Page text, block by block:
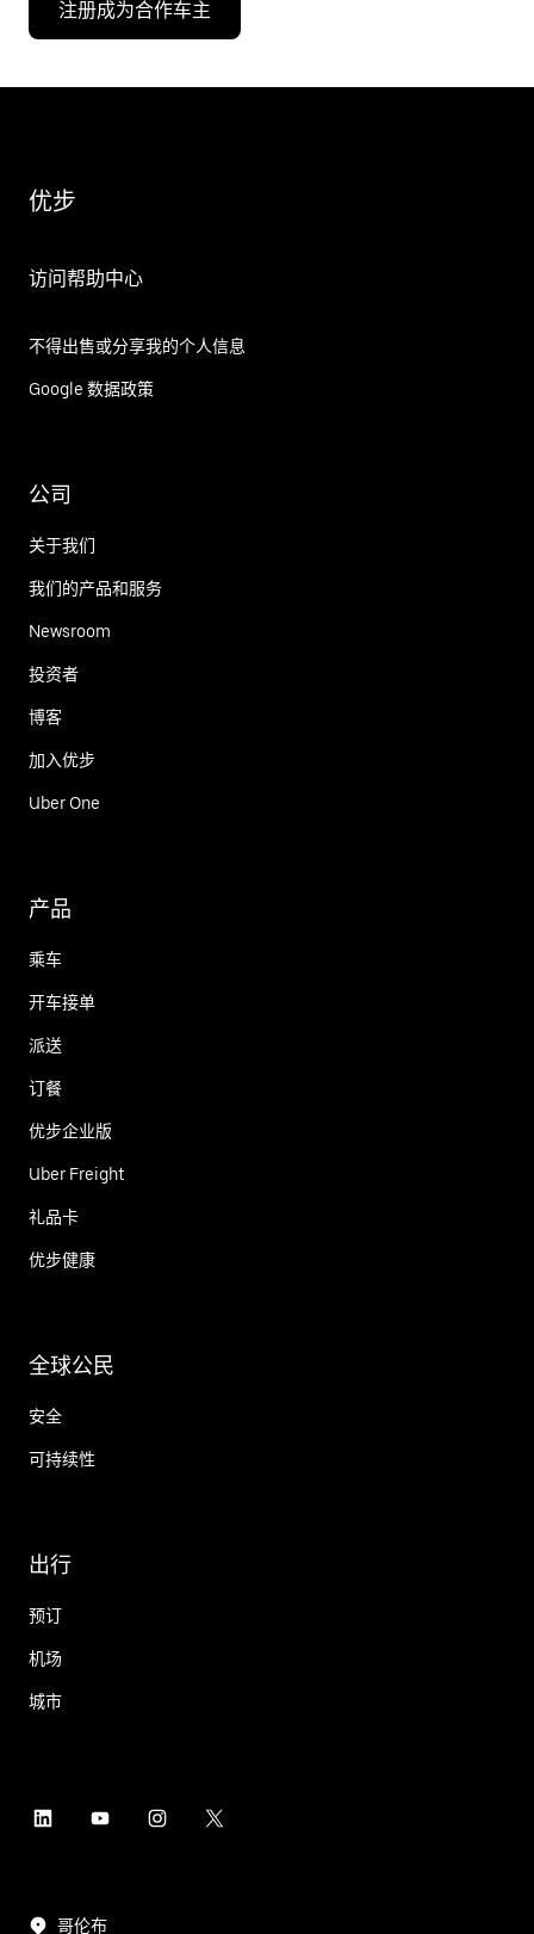
注册成为合作车主
优步
访问帮助中心
不得出售或分享我的个人信息
Google 数据政策
公司
关于我们
我们的产品和服务
Newsroom
投资者
博客
加入优步
Uber One
产品
乘车
开车接单
派送
订餐
优步企业版
Uber Freight
礼品卡
优步健康
全球公民
安全
可持续性
出行
预订
机场
城市
哥伦布